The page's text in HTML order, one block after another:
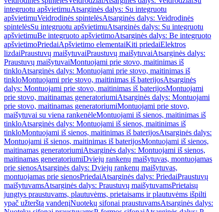
integruotu apšvietimuAtsarginės dalys: Su integruotu
apšvietimuVeidrodinės spintelėsAtsarginės dalys: Veidrodinės
spintelėsSu integruotu apšvietimuAtsarginės dalys: Su integruotu
apšvietimuBe integruoto apšvietimoAtsarginės dalys: Be integruoto
apšvietimoPriedaiApšvietimo elementaiKiti priedaiElektros
lizdaiPraustuvų maišytuvaiPraustuvų maišytuvaiAtsarginės dalys:
Praustuvų maišytuvaiMontuojami prie stovo, maitinimas iš
tinkloAtsarginės dalys: Montuojami prie stovo, maitinimas iš
tinkloMontuojami prie stovo, maitinimas iš baterijosAtsarginės
dalys: Montuojami prie stovo, maitinimas iš baterijosMontuojami
prie stovo, maitinamas generatoriumiAtsarginės dalys: Montuojami
prie stovo, maitinamas generatoriumiMontuojami prie stovo,
maišytuvai su viena rankenėleMontuojami iš sienos, maitinimas iš
tinkloAtsarginės dalys: Montuojami iš sienos, maitinimas iš
tinkloMontuojami iš sienos, maitinimas iš baterijosAtsarginės dalys:
Montuojami iš sienos, maitinimas iš baterijosMontuojami iš sienos,
maitinamas generatoriumiAtsarginės dalys: Montuojami iš sienos,
maitinamas generatoriumiDviejų rankenų maišytuvas, montuojamas
prie sienosAtsarginės dalys: Dviejų rankenų maišytuvas,
montuojamas prie sienosPriedaiAtsarginės dalys: PriedaiPraustuvų
maišytuvamsAtsarginės dalys: Praustuvų maišytuvamsPrietaisų
jungtys praustuvams, plautuvėms, prietaisams ir plautuvėms išpilti
ypač užterštą vandenįNuotekų sifonai praustuvamsAtsarginės dalys: